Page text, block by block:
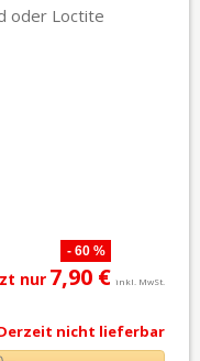
oder Loctite
- 60 %
nur 7,90 € inkl. MwSt.
nicht lieferbar